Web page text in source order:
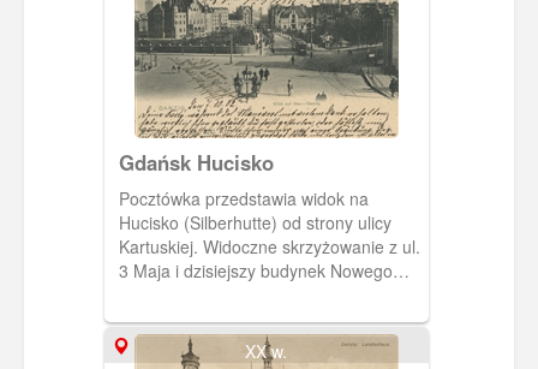
Gdańsk Hucisko
Pocztówka przedstawia widok na
Hucisko (Silberhutte) od strony ulicy
Kartuskiej. Widoczne skrzyżowanie z ul.
3 Maja i dzisiejszy budynek Nowego
XX w.